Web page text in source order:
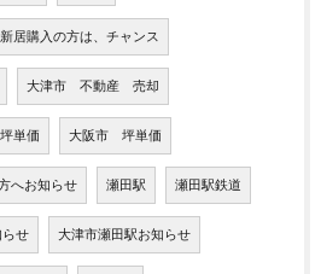
新居購入の方は、チャンス
大津市 不動産 売却
単価 大阪市 坪単価
へお知らせ 瀬田駅 瀬田駅鉄道
らせ 大津市瀬田駅お知らせ